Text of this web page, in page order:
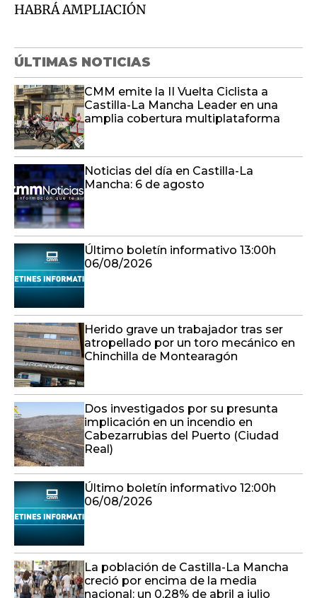
HABRÁ AMPLIACIÓN
ÚLTIMAS NOTICIAS
CMM emite la II Vuelta Ciclista a
Castilla-La Mancha Leader en una
amplia cobertura multiplataforma
Noticias del día en Castilla-La
Mancha: 6 de agosto
Último boletín informativo 13:00h
06/08/2026
Herido grave un trabajador tras ser
atropellado por un toro mecánico en
Chinchilla de Montearagón
Dos investigados por su presunta
implicación en un incendio en
Cabezarrubias del Puerto (Ciudad
Real)
Último boletín informativo 12:00h
06/08/2026
La población de Castilla-La Mancha
creció por encima de la media
nacional: un 0,28% de abril a julio